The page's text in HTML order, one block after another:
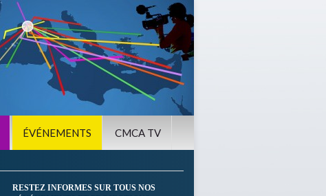
ÉVÉNEMENTS CMCA TV
RESTEZ INFORMES SUR TOUS NOS